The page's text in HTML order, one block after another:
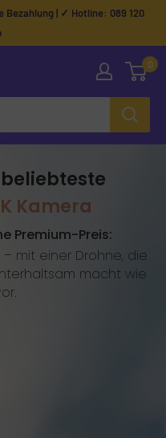
Bezahlung | ✓ Hotline: 089 120
0
Kamera
Premium-Preis:
mit einer Drohne, die
macht wie